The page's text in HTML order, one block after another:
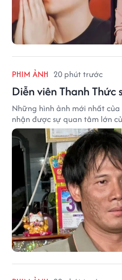
PHIM ẢNH 20 phút trước
Diễn viên Thanh Thức
Những hình ảnh mới nhất
nhận được sự quan tâm lớn